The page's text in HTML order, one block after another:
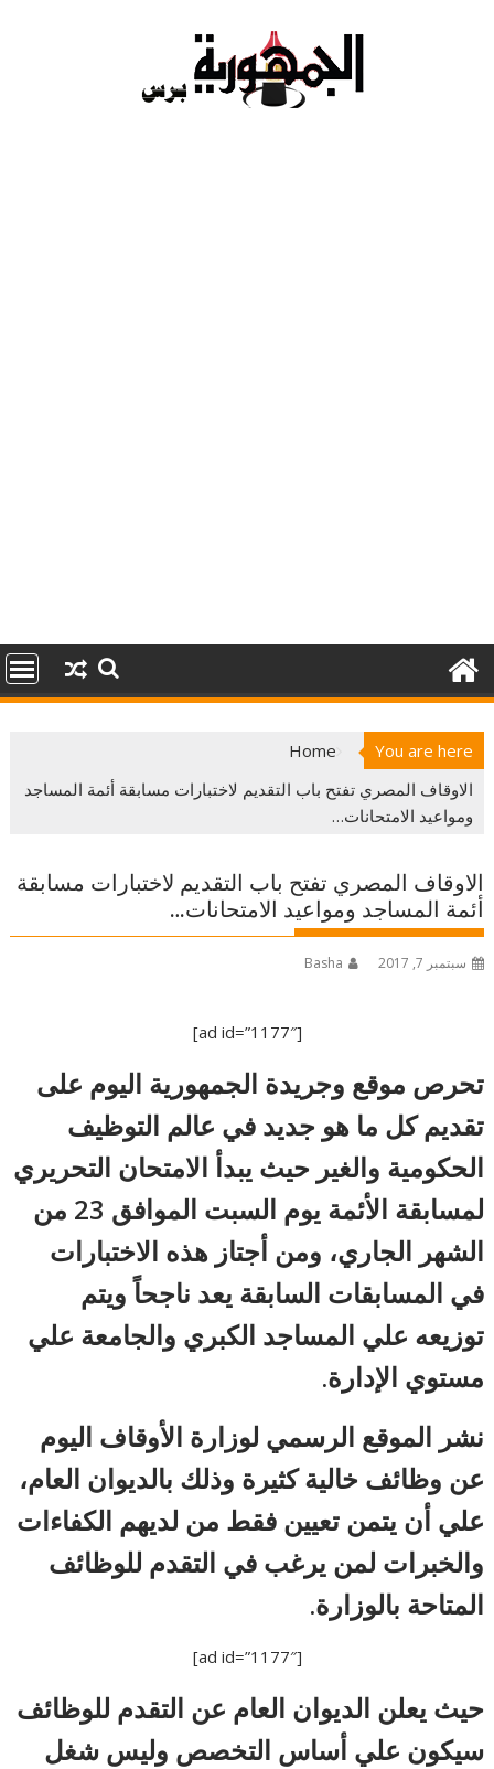
You are here
Home
الاوقاف المصري تفتح باب التقديم لاختبارات مسابقة أئمة المساجد
ومواعيد الامتحانات…
الاوقاف المصري تفتح باب التقديم لاختبارات مسابقة
أئمة المساجد ومواعيد الامتحانات…
سبتمبر 7, 2017 Basha
[ad id=”1177″]
تحرص موقع وجريدة الجمهورية اليوم على
تقديم كل ما هو جديد في عالم التوظيف
الحكومية والغير حيث يبدأ الامتحان التحريري
لمسابقة الأئمة يوم السبت الموافق 23 من
الشهر الجاري، ومن أجتاز هذه الاختبارات
في المسابقات السابقة يعد ناجحاً ويتم
توزيعه علي المساجد الكبري والجامعة علي
مستوي الإدارة.
نشر الموقع الرسمي لوزارة الأوقاف اليوم
عن وظائف خالية كثيرة وذلك بالديوان العام،
علي أن يتمن تعيين فقط من لديهم الكفاءات
والخبرات لمن يرغب في التقدم للوظائف
المتاحة بالوزارة.
[ad id=”1177″]
حيث يعلن الديوان العام عن التقدم للوظائف
سيكون علي أساس التخصص وليس شغل